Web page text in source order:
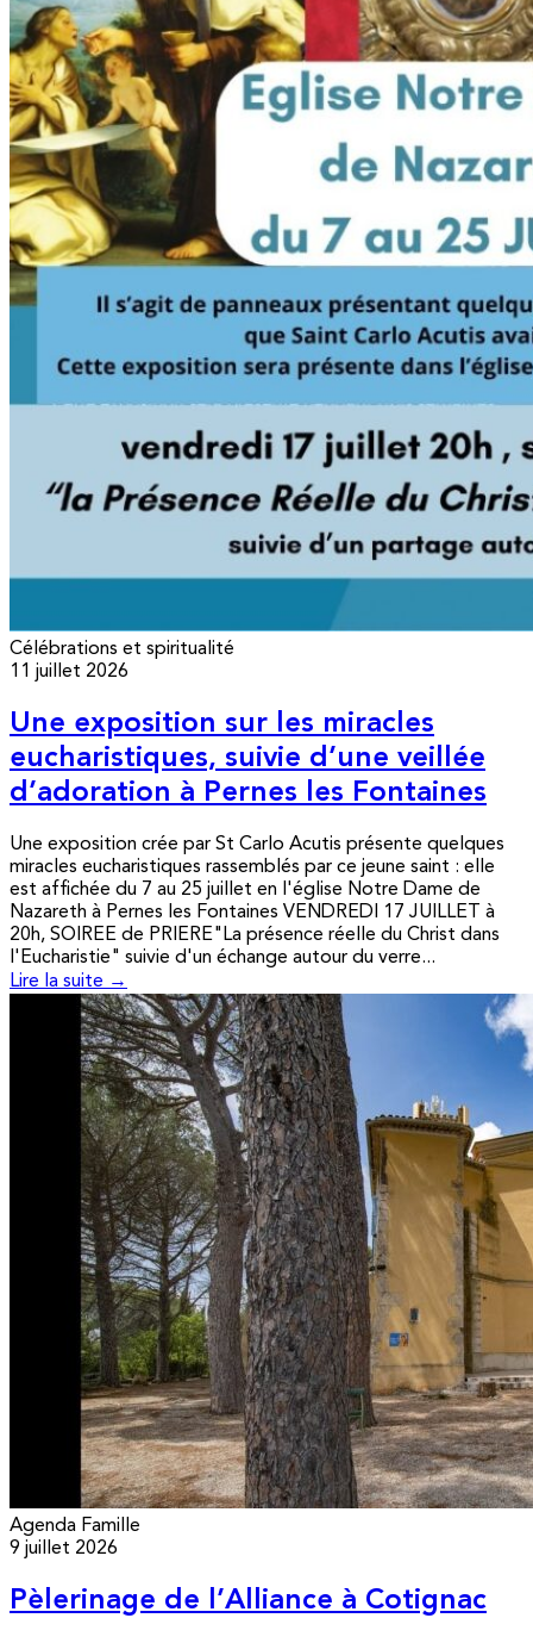
Célébrations et spiritualité
11 juillet 2026
Une exposition sur les miracles
eucharistiques, suivie d’une veillée
d’adoration à Pernes les Fontaines
Une exposition crée par St Carlo Acutis présente quelques
miracles eucharistiques rassemblés par ce jeune saint : elle
est affichée du 7 au 25 juillet en l'église Notre Dame de
Nazareth à Pernes les Fontaines VENDREDI 17 JUILLET à
20h, SOIREE de PRIERE"La présence réelle du Christ dans
l'Eucharistie" suivie d'un échange autour du verre...
Lire la suite →
Agenda Famille
9 juillet 2026
Pèlerinage de l’Alliance à Cotignac